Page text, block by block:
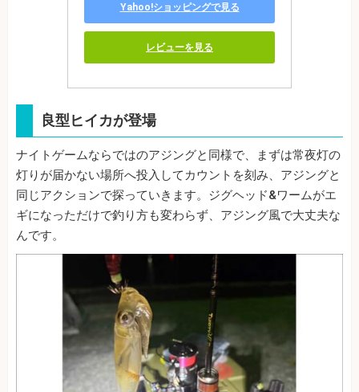
Yahoo!ショッピングで見る
レビューを見る
良型ヒイカが登場
ナイトゲームならではのアジングと同様で、まずは常夜灯の
灯りが届かない場所へ投入してカウントを刻み、アジングと
同じアクションで探っていきます。ジグヘッド&ワームがエ
ギになっただけで釣り方も変わらず、アジング風で大丈夫な
んです。